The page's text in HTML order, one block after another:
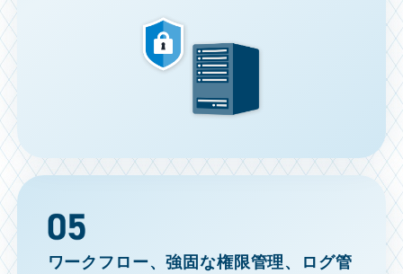
ワークフロー、強固な権限管理、ログ管